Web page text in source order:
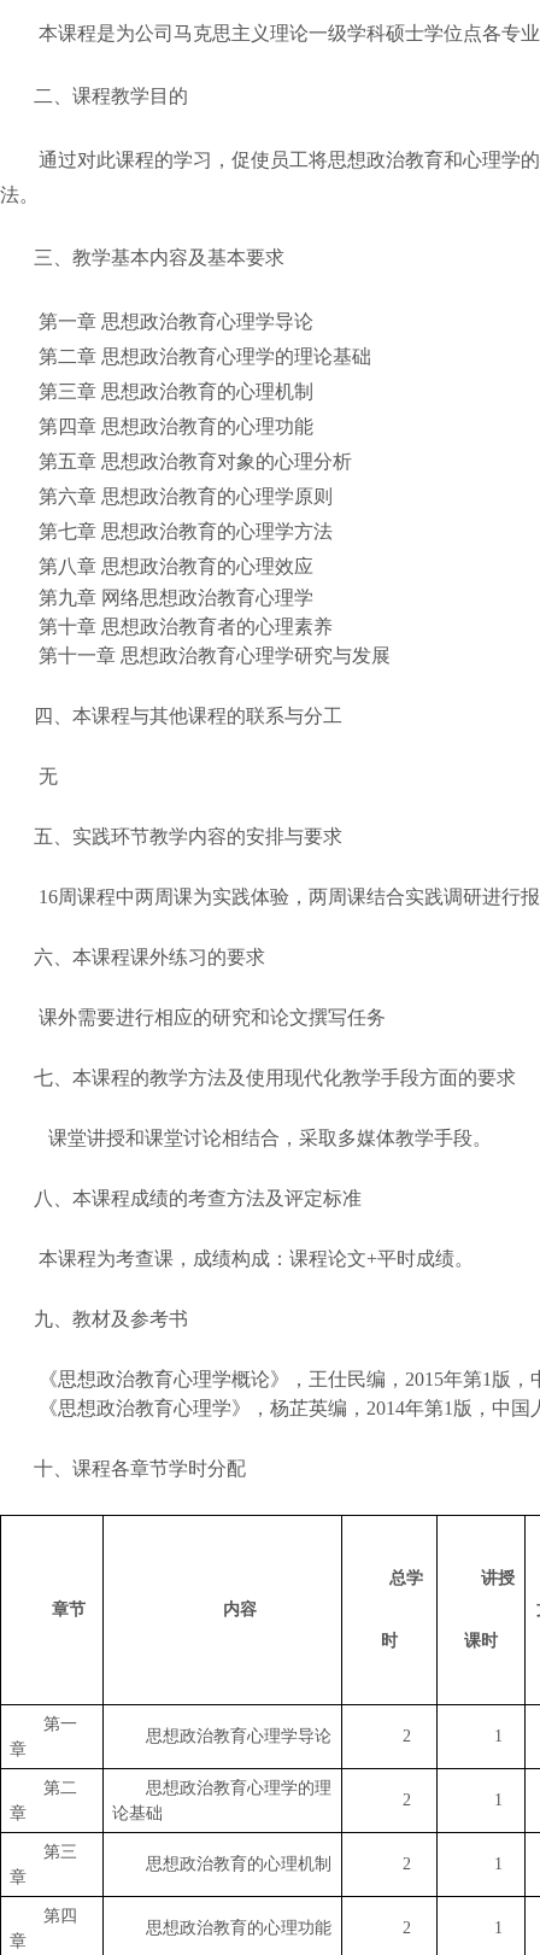
本课程是为公司马克思主义理论一级学科硕士学位点各专
二、课程教学目的
通过对此课程的学习，促使员工将思想政治教育和心理学
法。
三、教学基本内容及基本要求
第一章 思想政治教育心理学导论
第二章 思想政治教育心理学的理论基础
第三章 思想政治教育的心理机制
第四章 思想政治教育的心理功能
第五章 思想政治教育对象的心理分析
第六章 思想政治教育的心理学原则
第七章 思想政治教育的心理学方法
第八章 思想政治教育的心理效应
第九章 网络思想政治教育心理学
第十章 思想政治教育者的心理素养
第十一章 思想政治教育心理学研究与发展
四、本课程与其他课程的联系与分工
无
五、实践环节教学内容的安排与要求
16周课程中两周课为实践体验，两周课结合实践调研进行
六、本课程课外练习的要求
课外需要进行相应的研究和论文撰写任务
七、本课程的教学方法及使用现代化教学手段方面的要求
课堂讲授和课堂讨论相结合，采取多媒体教学手段。
八、本课程成绩的考查方法及评定标准
本课程为考查课，成绩构成：课程论文+平时成绩。
九、教材及参考书
《思想政治教育心理学概论》，王仕民编， 2015年第1版
《思想政治教育心理学》，杨芷英编， 2014年第1版，中
十、课程各章节学时分配
章节 内容
总学
时
讲授
课时
第一
章
思想政治教育心理学导论 2 1
第二
章
思想政治教育心理学的理
论基础
2 1
第三
章
思想政治教育的心理机制 2 1
第四
章
思想政治教育的心理功能 2 1